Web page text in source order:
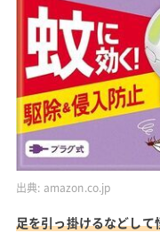
出典: amazon.co.jp
足を引っ掛けるなどし